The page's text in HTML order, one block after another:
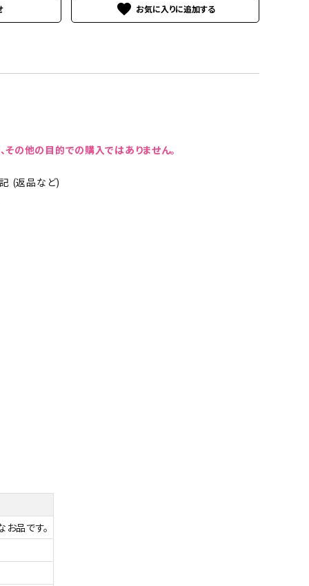
favorite
の他の目的での購入ではありません。
(返品など)
品です。